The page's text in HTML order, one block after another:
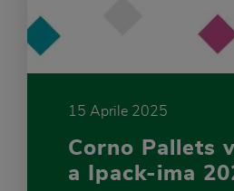
15 Aprile 2025
Corno Pallets
a Ipack-ima